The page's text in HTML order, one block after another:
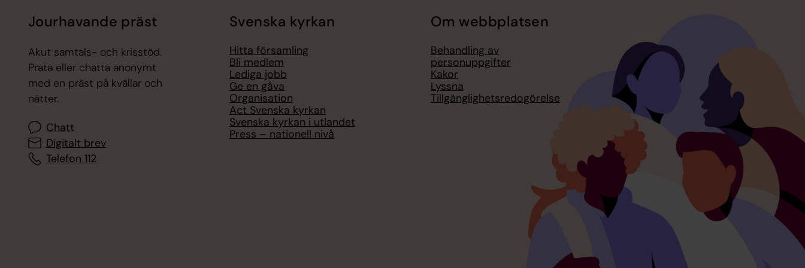
Jourhavande präst
Akut samtals- och krisstöd.
Prata eller chatta anonymt
med en präst på kvällar och
nätter.
Chatt
Digitalt brev
Telefon 112
Svenska kyrkan
Hitta församling
Bli medlem
Lediga jobb
Ge en gåva
Organisation
Act Svenska kyrkan
Svenska kyrkan i utlandet
Press – nationell nivå
Om webbplatsen
Behandling av
personuppgifter
Kakor
Lyssna
Tillgänglighetsredogörelse